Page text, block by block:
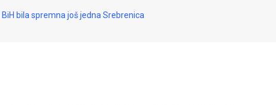
BiH bila spremna još jedna Srebrenica